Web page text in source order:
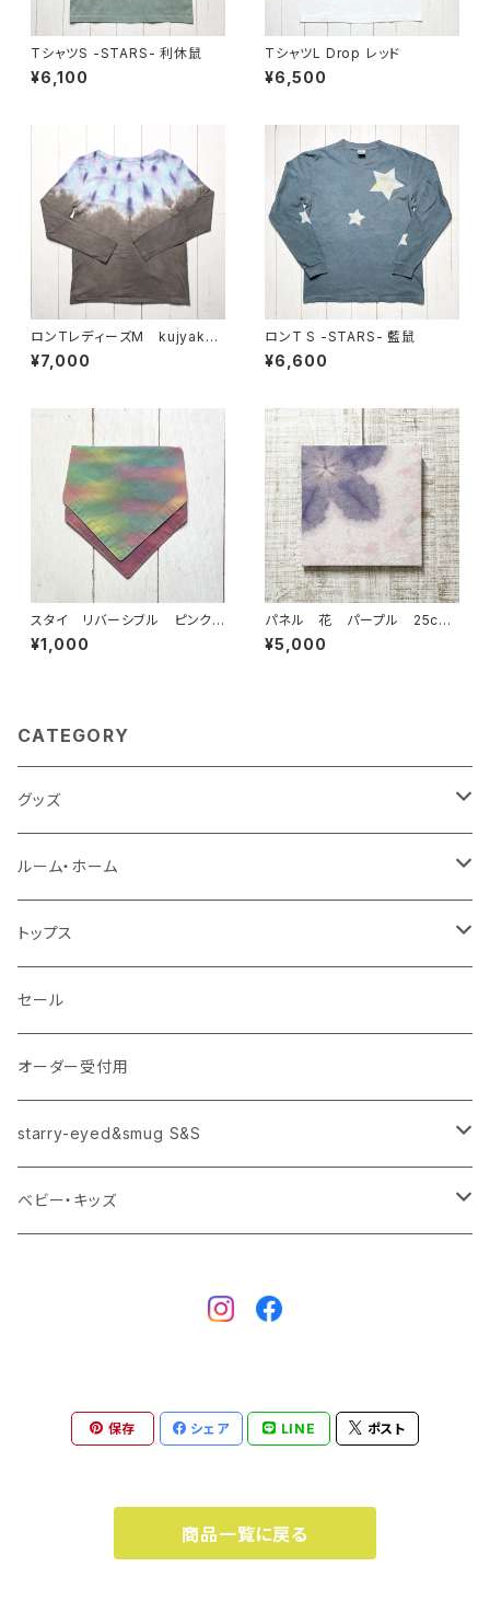
TシャツS -STARS- 利休鼠
¥6,100
TシャツL Drop レッド
¥6,500
ロンTレディーズM kujyaku
コーヒー
¥7,000
ロンT S -STARS- 藍鼠
¥6,600
スタイ リバーシブル ピンク＆
レインボー
¥1,000
パネル 花 パープル 25cm
×25cm
¥5,000
CATEGORY
グッズ
タッセルgrowキーホルダー
風呂敷
ストール
ポーチ
トートバック
手ぬぐい
ルーム・ホーム
クッションカバー
エプロン
のれん
パネル
タオル
トップス
パーカ
Tシャツ
starry-eyed&smug S&S
ロンT
セール
オーダー受付用
starry-eyed&smug S&S
Tシャツ
ベビー・キッズ
保存 シェア LINE ポスト
商品一覧に戻る